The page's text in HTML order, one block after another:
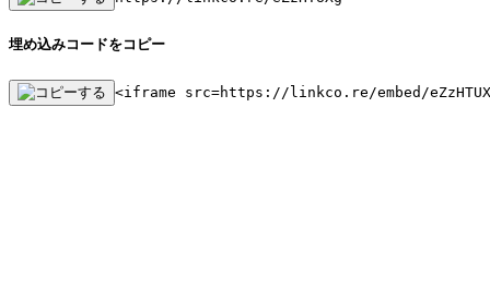
埋め込みコードをコピー
<iframe src=https://linkco.re/embed/